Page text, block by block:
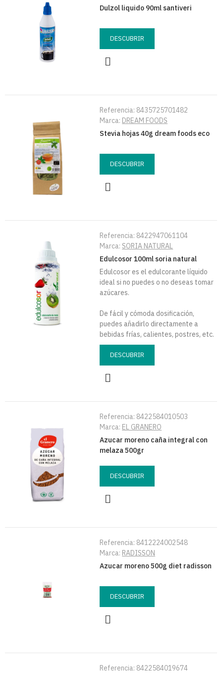
Dulzol liquido 90ml santiveri
DESCUBRIR
Referencia: 8435725701482
Marca: DREAM FOODS
Stevia hojas 40g dream foods eco
DESCUBRIR
Referencia: 8422947061104
Marca: SORIA NATURAL
Edulcosor 100ml soria natural
Edulcosor es el edulcorante líquido
ideal si no puedes o no deseas tomar
azúcares.
De fácil y cómoda dosificación,
puedes añadirlo directamente a
bebidas frías, calientes, postres, etc.
DESCUBRIR
Referencia: 8422584010503
Marca: EL GRANERO
Azucar moreno caña integral con
melaza 500gr
DESCUBRIR
Referencia: 8412224002548
Marca: RADISSON
Azucar moreno 500g diet radisson
DESCUBRIR
Referencia: 8422584019674